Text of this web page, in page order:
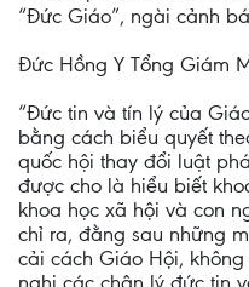
“Đức Giáo”, ngài cảnh
Đức Hồng Y Tổng Giám
“Đức tin và tín lý của
bằng cách biểu quyết
quốc hội thay đổi luật
được cho là hiểu biết
khoa học xã hội và con
chỉ ra, đằng sau những
cải cách Giáo Hội,
nghi các chân lý đức tin